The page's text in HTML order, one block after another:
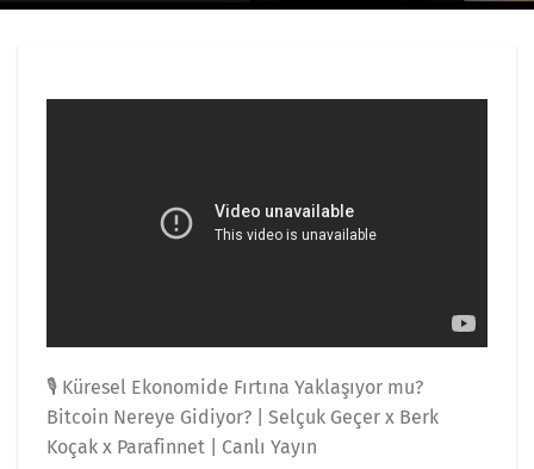
🎙️ Küresel Ekonomide Fırtına Yaklaşıyor mu?
Bitcoin Nereye Gidiyor? | Selçuk Geçer x Berk
Koçak x Parafinnet | Canlı Yayın